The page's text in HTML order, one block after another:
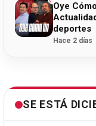
Oye
deportes
Hace 2 días
SE ESTÁ